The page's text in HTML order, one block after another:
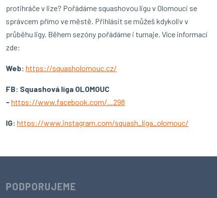
protihráče v lize? Pořádáme squashovou ligu v Olomouci se
správcem přímo ve městě. Přihlásit se můžeš kdykoliv v
průběhu ligy. Během sezóny pořádáme i turnaje. Více informací
zde:
Web: https://squasholomouc.cz/
FB: Squashová liga OLOMOUC
- https://www.facebook.com/…298
IG: https://www.instagram.com/squash_liga_olomouc/
PODPORUJEME